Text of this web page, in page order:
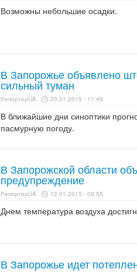
Возможны небольшие осадки.
В Запорожье объявлено
сильный туман
РепортерUA 20.01.2015 - 11:49
В ближайшие дни синоптики
пасмурную погоду.
В Запорожской области
предупреждение
РепортерUA 12.01.2015 - 09:55
Днем температура воздуха
В Запорожье идет